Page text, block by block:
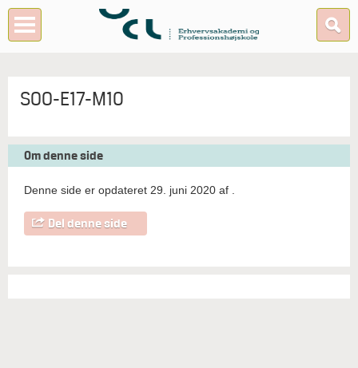
SOO-E17-M10
Om denne side
Denne side er opdateret 29. juni 2020 af
Del denne side